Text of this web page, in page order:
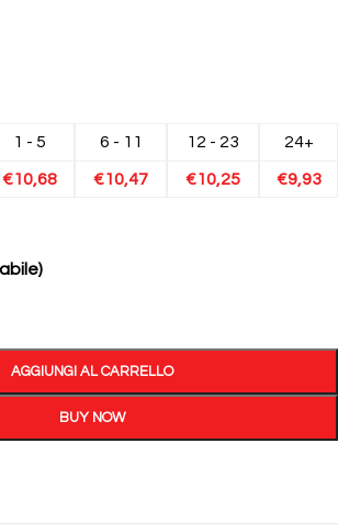
1 - 5 6 - 11 12 - 23 24+
€10,68 €10,47 €10,25 €9,93
AGGIUNGI AL CARRELLO
BUY NOW